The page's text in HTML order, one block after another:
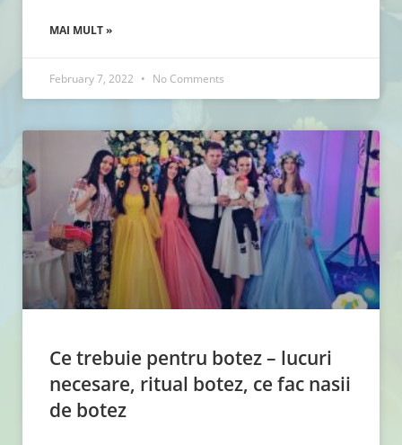
MAI MULT »
February 7, 2022 No Comments
Ce trebuie pentru botez – lucuri
necesare, ritual botez, ce fac nasii
de botez